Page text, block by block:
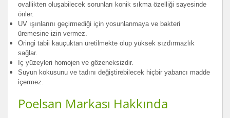
ovallikten oluşabilecek sorunları konik sıkma özelliği sayesinde
önler.
UV ışınlarını geçirmediği için yosunlanmaya ve bakteri
üremesine izin vermez.
Oringi tabii kauçuktan üretilmekte olup yüksek sızdırmazlık
sağlar.
İç yüzeyleri homojen ve gözeneksizdir.
Suyun kokusunu ve tadını değiştirebilecek hiçbir yabancı madde
içermez.
Poelsan Markası Hakkında